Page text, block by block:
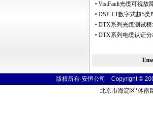
• VisiFault光缆可视故
• DSP-LT数字式超5类
• DTX系列光缆测试
• DTX系列电缆认证
版权所有·安恒公司 Copyright ©
北京市海淀区*体南